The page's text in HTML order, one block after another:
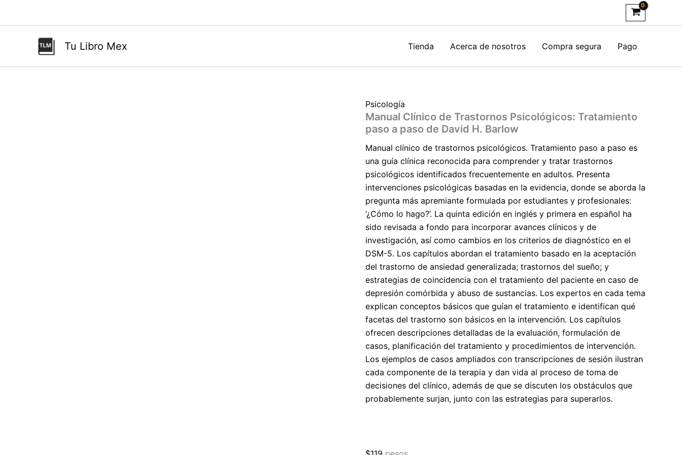
Tu Libro Mex Tienda Acerca de nosotros Compra segura Pago
Psicología
Manual Clínico de Trastornos Psicológicos: Tratamiento
paso a paso de David H. Barlow
Manual clínico de trastornos psicológicos. Tratamiento paso a paso es
una guía clínica reconocida para comprender y tratar trastornos
psicológicos identificados frecuentemente en adultos. Presenta
intervenciones psicológicas basadas en la evidencia, donde se aborda la
pregunta más apremiante formulada por estudiantes y profesionales:
‘¿Cómo lo hago?’. La quinta edición en inglés y primera en español ha
sido revisada a fondo para incorporar avances clínicos y de
investigación, así como cambios en los criterios de diagnóstico en el
DSM-5. Los capítulos abordan el tratamiento basado en la aceptación
del trastorno de ansiedad generalizada; trastornos del sueño; y
estrategias de coincidencia con el tratamiento del paciente en caso de
depresión comórbida y abuso de sustancias. Los expertos en cada tema
explican conceptos básicos que guían el tratamiento e identifican qué
facetas del trastorno son básicos en la intervención. Los capítulos
ofrecen descripciones detalladas de la evaluación, formulación de
casos, planificación del tratamiento y procedimientos de intervención.
Los ejemplos de casos ampliados con transcripciones de sesión ilustran
cada componente de la terapia y dan vida al proceso de toma de
decisiones del clínico, además de que se discuten los obstáculos que
probablemente surjan, junto con las estrategias para superarlos.
a